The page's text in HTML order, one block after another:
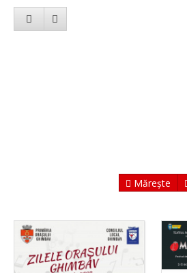
Mărește